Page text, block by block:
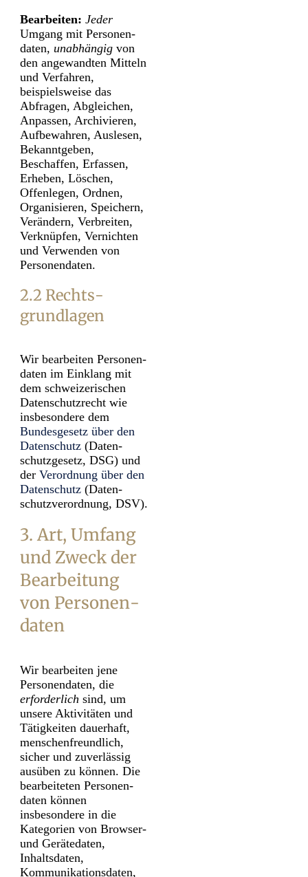
Bearbeiten: Jeder
Umgang mit Personen­
daten, unabhängig von
den angewandten Mitteln
und Verfahren,
beispielsweise das
Abfragen, Abgleichen,
Anpassen, Archivieren,
Aufbewahren, Auslesen,
Bekannt­geben,
Beschaffen, Erfassen,
Erheben, Löschen,
Offenlegen, Ordnen,
Organisieren, Speichern,
Verändern, Verbreiten,
Verknüpfen, Vernichten
und Verwenden von
Personen­daten.
2.2 Rechts­
grundlagen
Wir bearbeiten Personen­
daten im Einklang mit
dem schweizerischen
Daten­schutz­recht wie
insbesondere dem
Bundes­gesetz über den
Daten­schutz (Daten­
schutz­gesetz, DSG) und
der Verordnung über den
Daten­schutz (Daten­
schutz­verordnung, DSV).
3. Art, Umfang
und Zweck der
Bearbeitung
von Personen­
daten
Wir bearbeiten jene
Personen­daten, die
erforderlich sind, um
unsere Aktivitäten und
Tätig­keiten dauerhaft,
menschen­freundlich,
sicher und zuverlässig
ausüben zu können. Die
bearbeiteten Personen­
daten können
insbesondere in die
Kategorien von Browser-
und Gerätedaten,
Inhaltsdaten,
Kommunikations­daten,